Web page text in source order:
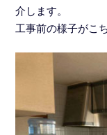
介します。
工事前の様子がこち